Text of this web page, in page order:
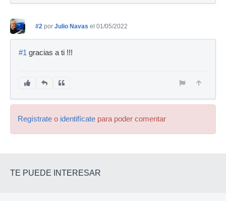
#2 por Julio Navas el 01/05/2022
#1 gracias a ti !!!
Regístrate o identifícate para poder comentar
TE PUEDE INTERESAR